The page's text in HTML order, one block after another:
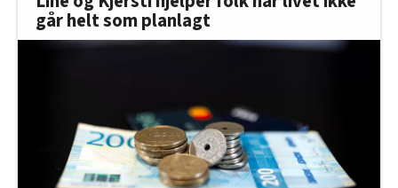
går helt som planlagt